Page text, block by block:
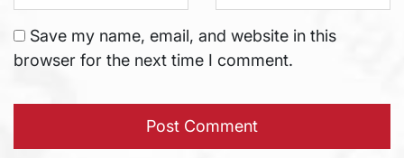
Save my name, email, and website in this
browser for the next time I comment.